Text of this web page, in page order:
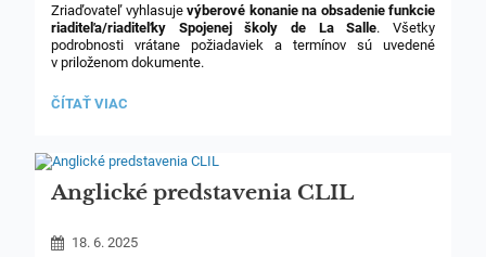
Zriaďovateľ vyhlasuje výberové konanie na obsadenie funkcie
riaditeľa/riaditeľky Spojenej školy de La Salle. Všetky
podrobnosti vrátane požiadaviek a termínov sú uvedené
v priloženom dokumente.
ZVEREJNENIE
POVERENIE
VEDENÍM
ŠKOLY:
ČÍTAŤ VIAC
Anglické predstavenia CLIL
18. 6. 2025